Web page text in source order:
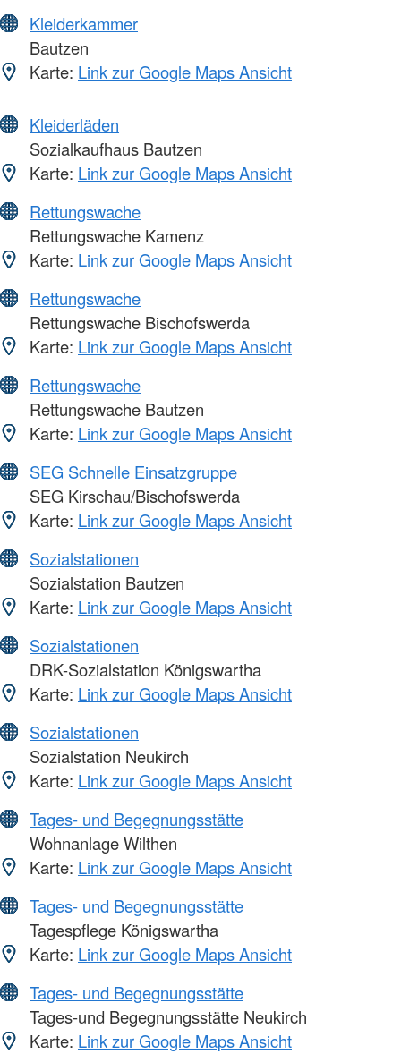
Kleiderkammer
Bautzen
Karte: Link zur Google Maps Ansicht
Kleiderläden
Sozialkaufhaus Bautzen
Karte: Link zur Google Maps Ansicht
Rettungswache
Rettungswache Kamenz
Karte: Link zur Google Maps Ansicht
Rettungswache
Rettungswache Bischofswerda
Karte: Link zur Google Maps Ansicht
Rettungswache
Rettungswache Bautzen
Karte: Link zur Google Maps Ansicht
SEG Schnelle Einsatzgruppe
SEG Kirschau/Bischofswerda
Karte: Link zur Google Maps Ansicht
Sozialstationen
Sozialstation Bautzen
Karte: Link zur Google Maps Ansicht
Sozialstationen
DRK-Sozialstation Königswartha
Karte: Link zur Google Maps Ansicht
Sozialstationen
Sozialstation Neukirch
Karte: Link zur Google Maps Ansicht
Tages- und Begegnungsstätte
Wohnanlage Wilthen
Karte: Link zur Google Maps Ansicht
Tages- und Begegnungsstätte
Tagespflege Königswartha
Karte: Link zur Google Maps Ansicht
Tages- und Begegnungsstätte
Tages-und Begegnungsstätte Neukirch
Karte: Link zur Google Maps Ansicht